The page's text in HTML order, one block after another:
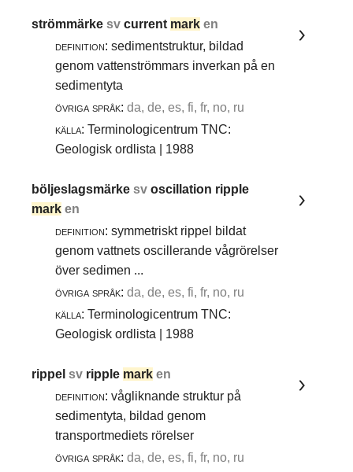
strömmärkesvcurrent mark en
definition: sedimentstruktur, bildad
genom vattenströmmars inverkan på en
sedimentyta
övriga språk: da, de, es, fi, fr, no, ru
källa: Terminologicentrum TNC:
Geologisk ordlista | 1988
böljeslagsmärkesvoscillation ripple
mark en
definition: symmetriskt rippel bildat
genom vattnets oscillerande vågrörelser
över sedimen ...
övriga språk: da, de, es, fi, fr, no, ru
källa: Terminologicentrum TNC:
Geologisk ordlista | 1988
rippelsv ripple mark en
definition: vågliknande struktur på
sedimentyta, bildad genom
transportmediets rörelser
övriga språk: da, de, es, fi, fr, no, ru